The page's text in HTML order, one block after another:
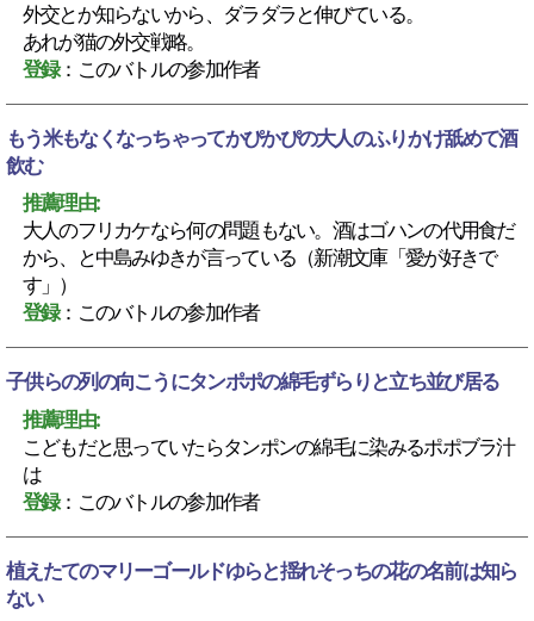
外交とか知らないから、ダラダラと伸びている。
あれが猫の外交戦略。
登録：このバトルの参加作者
もう米もなくなっちゃってかぴかぴの大人のふりかけ舐めて酒
飲む
推薦理由:
大人のフリカケなら何の問題もない。酒はゴハンの代用食だ
から、と中島みゆきが言っている（新潮文庫「愛が好きで
す」）
登録：このバトルの参加作者
子供らの列の向こうにタンポポの綿毛ずらりと立ち並び居る
推薦理由:
こどもだと思っていたらタンポンの綿毛に染みるポポブラ汁
は
登録：このバトルの参加作者
植えたてのマリーゴールドゆらと揺れそっちの花の名前は知ら
ない